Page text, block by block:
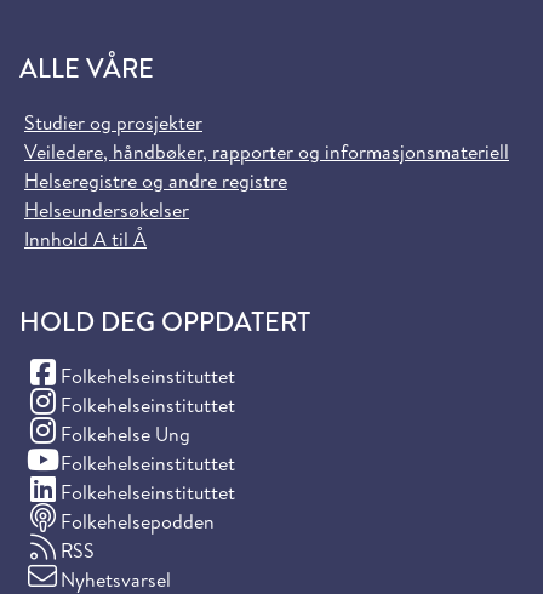
ALLE VÅRE
Studier og prosjekter
Veiledere, håndbøker, rapporter og informasjonsmateriell
Helseregistre og andre registre
Helseundersøkelser
Innhold A til Å
HOLD DEG OPPDATERT
Folkehelseinstituttet
(Facebook)
Folkehelseinstituttet
(Instagram)
Folkehelse Ung
(Instagram)
Folkehelseinstituttet
(YouTube)
Folkehelseinstituttet
(LinkedIn)
Folkehelsepodden
RSS
Nyhetsvarsel